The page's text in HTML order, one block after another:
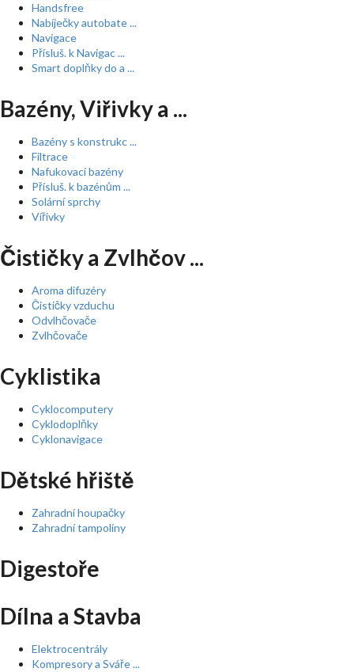
Handsfree
Nabíječky autobate ...
Navigace
Přísluš. k Navigac ...
Smart doplňky do a ...
Bazény, Viřivky a ...
Bazény s konstrukc ...
Filtrace
Nafukovací bazény
Přísluš. k bazénům ...
Solární sprchy
Vířivky
Čističky a Zvlhčov ...
Aroma difuzéry
Čističky vzduchu
Odvlhčovače
Zvlhčovače
Cyklistika
Cyklocomputery
Cyklodoplňky
Cyklonavigace
Dětské hřiště
Zahradní houpačky
Zahradní tampolíny
Digestoře
Dílna a Stavba
Elektrocentrály
Kompresory a Sváře ...